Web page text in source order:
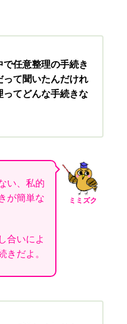
で任意整理の手続き
って聞いたんだけれ
ってどんな手続きな
ミミズク
い、私的
が簡単な
合いによ
きだよ。